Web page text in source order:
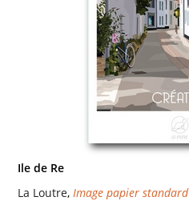
Ile de Re
La Loutre, Image papier standard